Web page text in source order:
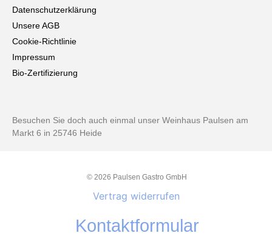
Datenschutzerklärung
Unsere AGB
Cookie-Richtlinie
Impressum
Bio-Zertifizierung
Besuchen Sie doch auch einmal unser Weinhaus Paulsen am
Markt 6 in 25746 Heide
© 2026 Paulsen Gastro GmbH
Vertrag widerrufen
Kontaktformular